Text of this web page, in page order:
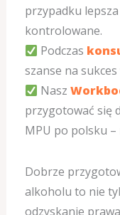
przypadku
kontrolowane.
Podczas
szanse na sukces
Nasz
przygotować się
MPU po polsku
Dobrze
alkoholu to nie
odzyskanie